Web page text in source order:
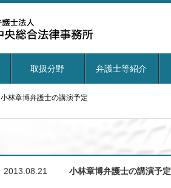
取扱分野 弁護士等紹介
小林章博弁護士の講演予定
2013.08.21 小林章博弁護士の講演予定